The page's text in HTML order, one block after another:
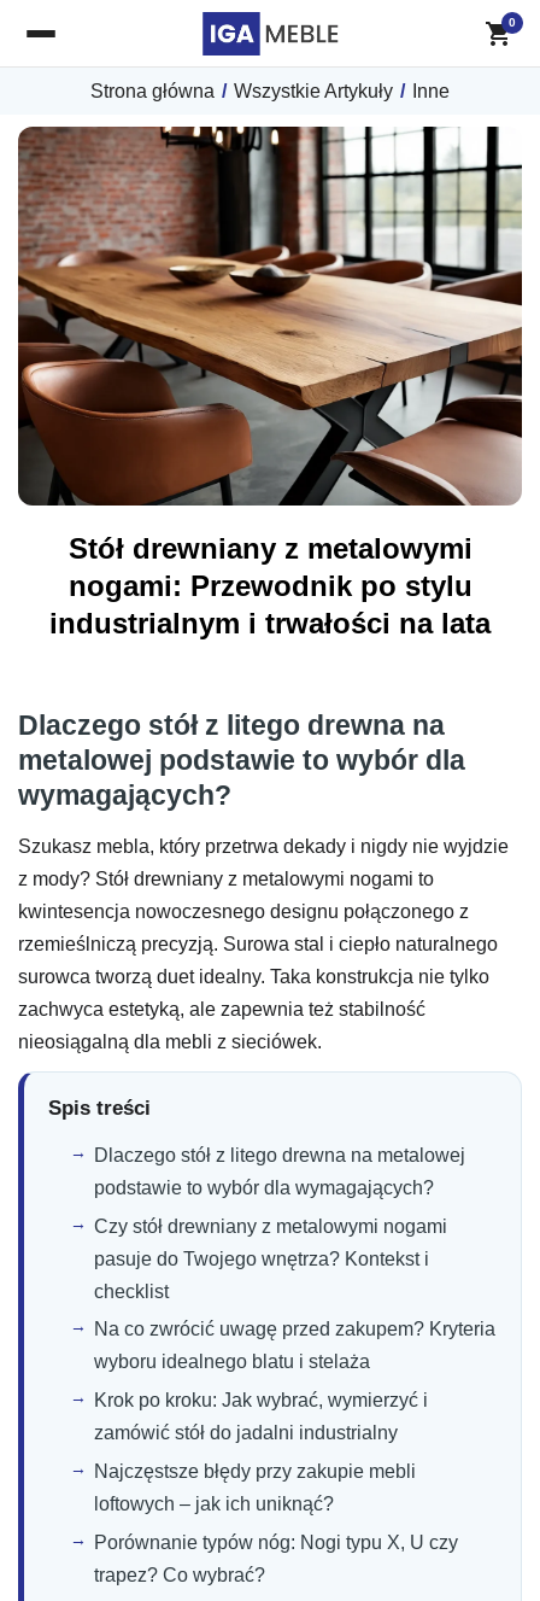
Strona główna / Wszystkie Artykuły / Inne
Stół drewniany z metalowymi
nogami: Przewodnik po stylu
industrialnym i trwałości na lata
Dlaczego stół z litego drewna na
metalowej podstawie to wybór dla
wymagających?
Szukasz mebla, który przetrwa dekady i nigdy nie wyjdzie
z mody? Stół drewniany z metalowymi nogami to
kwintesencja nowoczesnego designu połączonego z
rzemieślniczą precyzją. Surowa stal i ciepło naturalnego
surowca tworzą duet idealny. Taka konstrukcja nie tylko
zachwyca estetyką, ale zapewnia też stabilność
nieosiągalną dla mebli z sieciówek.
Spis treści
Dlaczego stół z litego drewna na metalowej
podstawie to wybór dla wymagających?
Czy stół drewniany z metalowymi nogami
pasuje do Twojego wnętrza? Kontekst i
checklist
Na co zwrócić uwagę przed zakupem? Kryteria
wyboru idealnego blatu i stelaża
Krok po kroku: Jak wybrać, wymierzyć i
zamówić stół do jadalni industrialny
Najczęstsze błędy przy zakupie mebli
loftowych – jak ich uniknąć?
Porównanie typów nóg: Nogi typu X, U czy
trapez? Co wybrać?
0